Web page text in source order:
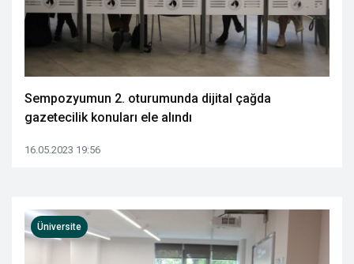
Sempozyumun 2. oturumunda dijital çağda
gazetecilik konuları ele alındı
16.05.2023 19:56
Üniversite